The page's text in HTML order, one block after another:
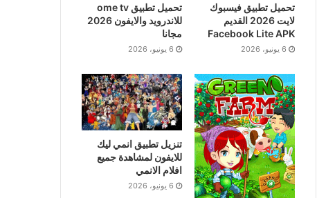
تحميل تطبيق فيسبوك
لايت 2026 القديم
Facebook Lite APK
6 يونيو، 2026
تحميل تطبيق ome tv
للاندرويد والايفون 2026
مجانا
6 يونيو، 2026
تنزيل تطبيق انمي ليك
للايفون لمشاهدة جميع
افلام الانمي
6 يونيو، 2026